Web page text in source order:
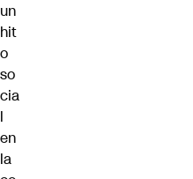
un
hit
o
so
cia
l
en
la